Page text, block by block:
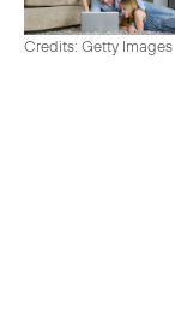
Credits: Getty Images